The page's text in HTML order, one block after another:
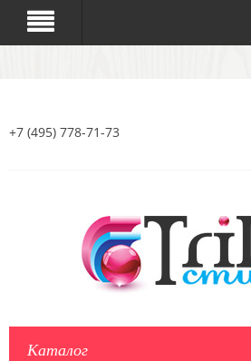
+7 (495) 778-71-73
Каталог